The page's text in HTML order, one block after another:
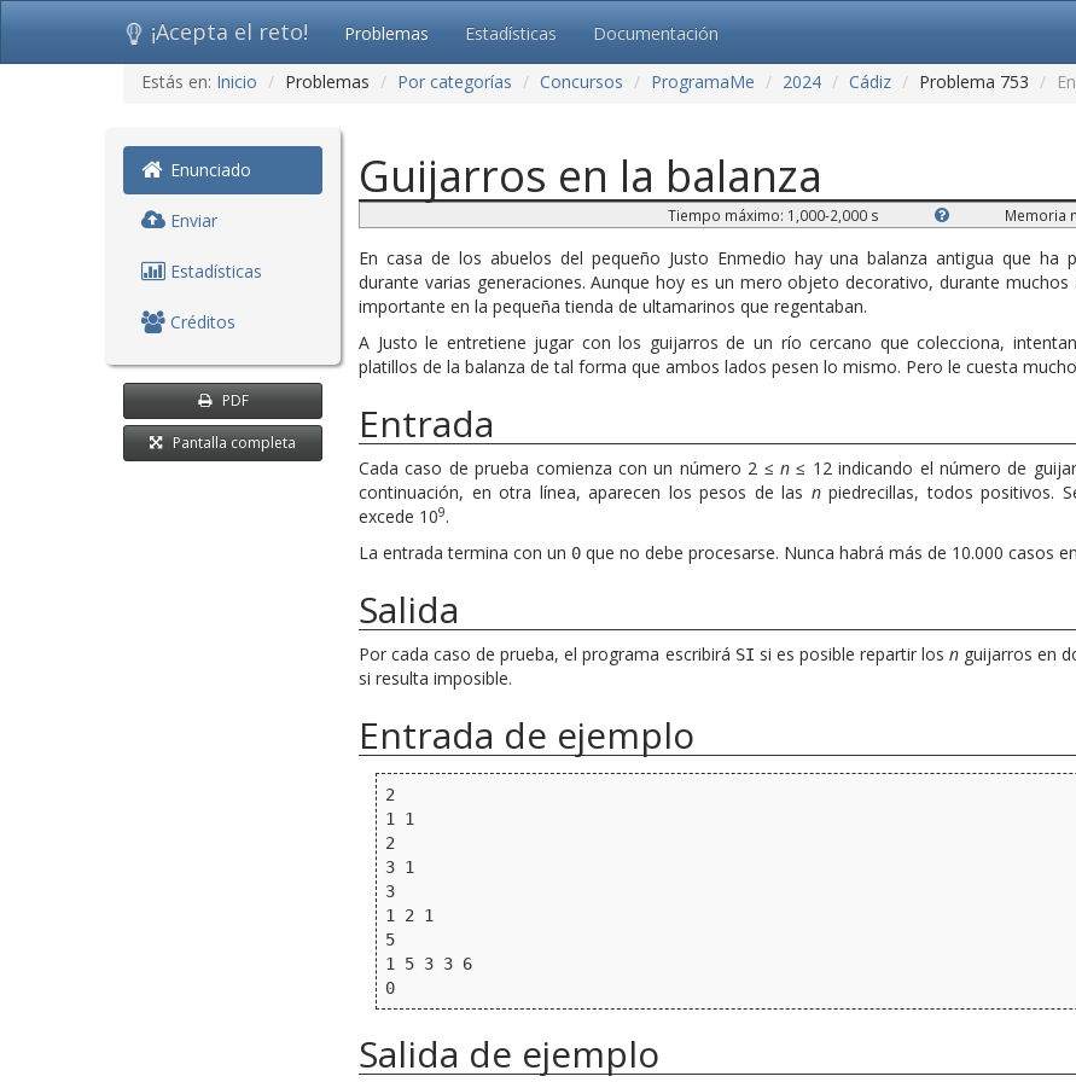
Ir
¡Acepta el reto! Problemas Estadísticas Documentación
Estás en: Inicio Problemas Por categorías Concursos ProgramaMe 2024 Cádiz Problema 753
Enunciado
Enviar
Estadísticas
Créditos
PDF
Pantalla completa
Guijarros en la balanza
Tiempo máximo: 1,000-2,000 s Memoria
En casa de los abuelos del pequeño Justo Enmedio hay una balanza antigua que ha
durante varias generaciones. Aunque hoy es un mero objeto decorativo, durante
importante en la pequeña tienda de ultamarinos que regentaban.
A Justo le entretiene jugar con los guijarros de un río cercano que colecciona,
platillos de la balanza de tal forma que ambos lados pesen lo mismo. Pero le cuesta
Entrada
Cada caso de prueba comienza con un número 2 ≤ n≤ 12 indicando el número de
continuación, en otra línea, aparecen los pesos de las npiedrecillas, todos positivos.
excede 109.
La entrada termina con un 0 que no debe procesarse. Nunca habrá más de 10.000 casos
Salida
Por cada caso de prueba, el programa escribirá SI si es posible repartir losn guijarros en
si resulta imposible.
Entrada de ejemplo
2
1 1
2
3 1
3
1 2 1
5
1 5 3 3 6
Salida de ejemplo